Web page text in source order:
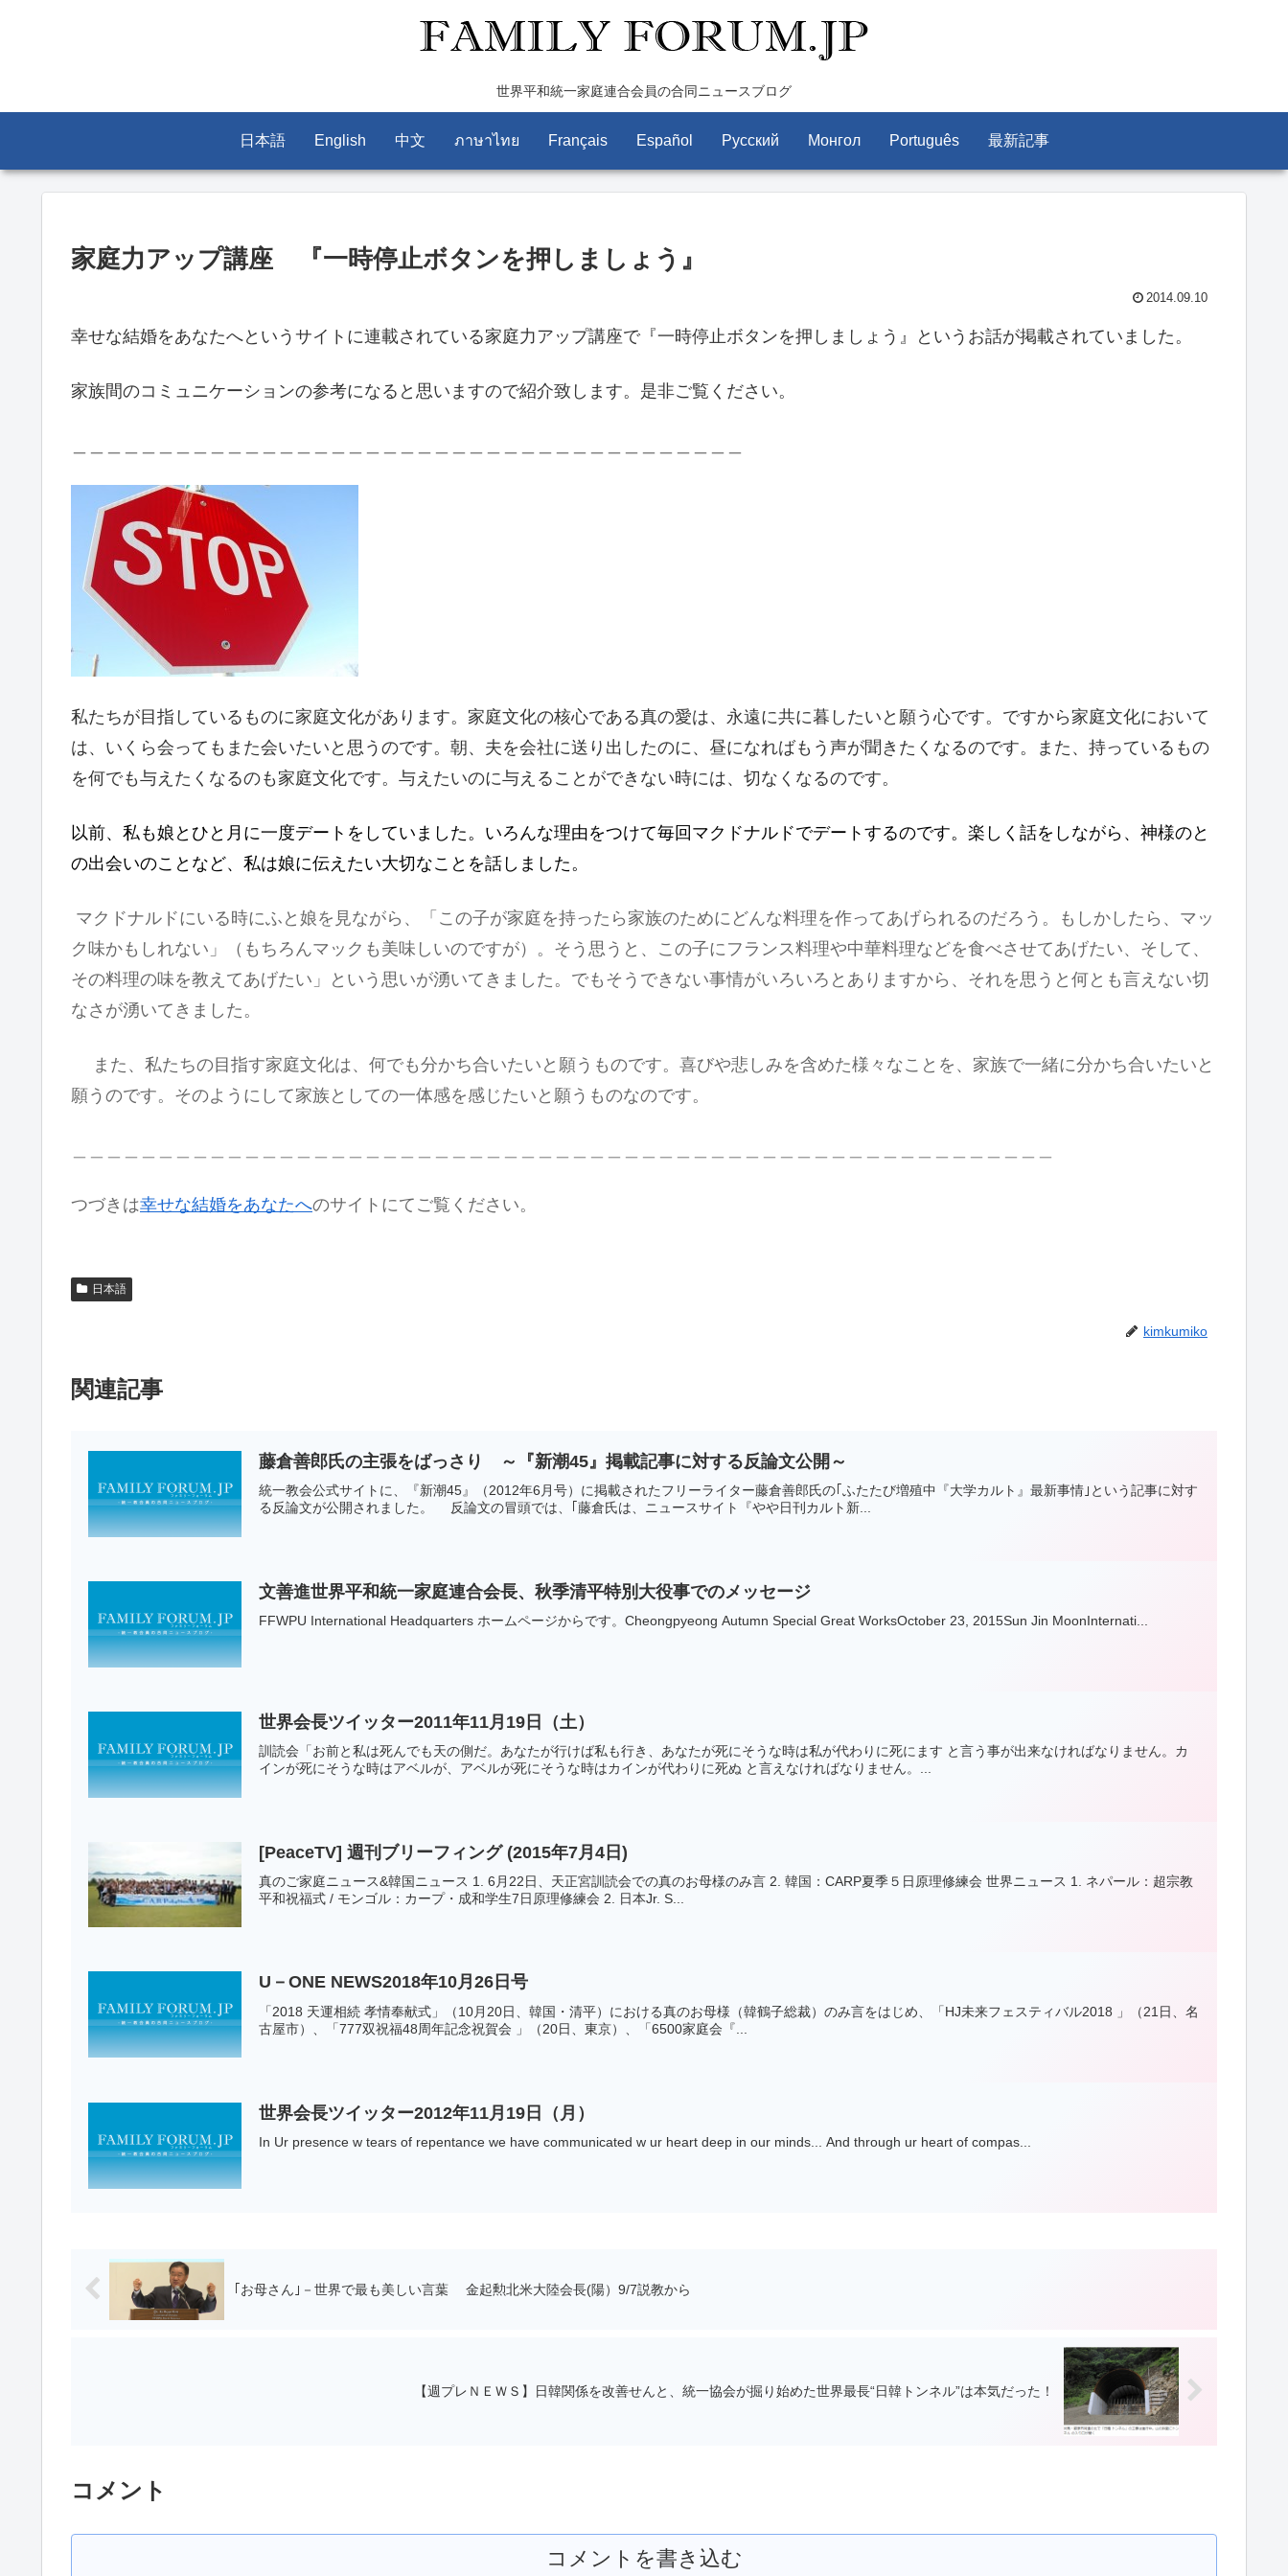
世界平和統一家庭連合会員の合同ニュースブログ
日本語 English 中文 ภาษาไทย Français Español Pусский Монгол Português 最新記事
家庭力アップ講座 『一時停止ボタンを押しましょう』
2014.09.10
幸せな結婚をあなたへというサイトに連載されている家庭力アップ講座で『一時停止ボタンを押しましょう』というお話が掲載されていました。
家族間のコミュニケーションの参考になると思いますので紹介致します。是非ご覧ください。
私たちが目指しているものに家庭文化があります。家庭文化の核心である真の愛は、永遠に共に暮したいと願う心です。ですから家庭文化において
は、いくら会ってもまた会いたいと思うのです。朝、夫を会社に送り出したのに、昼になればもう声が聞きたくなるのです。また、持っているもの
を何でも与えたくなるのも家庭文化です。与えたいのに与えることができない時には、切なくなるのです。
以前、私も娘とひと月に一度デートをしていました。いろんな理由をつけて毎回マクドナルドでデートするのです。楽しく話をしながら、神様のと
の出会いのことなど、私は娘に伝えたい大切なことを話しました。
マクドナルドにいる時にふと娘を見ながら、「この子が家庭を持ったら家族のためにどんな料理を作ってあげられるのだろう。もしかしたら、マッ
ク味かもしれない」（もちろんマックも美味しいのですが）。そう思うと、この子にフランス料理や中華料理などを食べさせてあげたい、そして、
その料理の味を教えてあげたい」という思いが湧いてきました。でもそうできない事情がいろいろとありますから、それを思うと何とも言えない切
なさが湧いてきました。
また、私たちの目指す家庭文化は、何でも分かち合いたいと願うものです。喜びや悲しみを含めた様々なことを、家族で一緒に分かち合いたいと
願うのです。そのようにして家族としての一体感を感じたいと願うものなのです。
つづきは幸せな結婚をあなたへのサイトにてご覧ください。
日本語
kimkumiko
関連記事
藤倉善郎氏の主張をばっさり ～『新潮45』掲載記事に対する反論文公開～
統一教会公式サイトに、『新潮45』（2012年6月号）に掲載されたフリーライター藤倉善郎氏の｢ふたたび増殖中『大学カルト』最新事情｣という記事に対す
る反論文が公開されました。 反論文の冒頭では、｢藤倉氏は、ニュースサイト『やや日刊カルト新...
文善進世界平和統一家庭連合会長、秋季清平特別大役事でのメッセージ
FFWPU International Headquarters ホームページからです。Cheongpyeong Autumn Special Great WorksOctober 23, 2015Sun Jin MoonInternati...
世界会長ツイッター2011年11月19日（土）
訓読会「お前と私は死んでも天の側だ。あなたが行けば私も行き、あなたが死にそうな時は私が代わりに死にます と言う事が出来なければなりません。カ
インが死にそうな時はアベルが、アベルが死にそうな時はカインが代わりに死ぬ と言えなければなりません。...
[PeaceTV] 週刊ブリーフィング (2015年7月4日)
真のご家庭ニュース&韓国ニュース 1. 6月22日、天正宮訓読会での真のお母様のみ言 2. 韓国：CARP夏季５日原理修練会 世界ニュース 1. ネパール：超宗教
平和祝福式 / モンゴル：カープ・成和学生7日原理修練会 2. 日本Jr. S...
U－ONE NEWS2018年10月26日号
「2018 天運相続 孝情奉献式」（10月20日、韓国・清平）における真のお母様（韓鶴子総裁）のみ言をはじめ、「HJ未来フェスティバル2018 」（21日、名
古屋市）、「777双祝福48周年記念祝賀会 」（20日、東京）、「6500家庭会『...
世界会長ツイッター2012年11月19日（月）
In Ur presence w tears of repentance we have communicated w ur heart deep in our minds... And through ur heart of compas...
｢お母さん｣－世界で最も美しい言葉 金起勲北米大陸会長(陽）9/7説教から
【週プレＮＥＷＳ】日韓関係を改善せんと、統一協会が掘り始めた世界最長“日韓トンネル”は本気だった！
コメント
コメントを書き込む